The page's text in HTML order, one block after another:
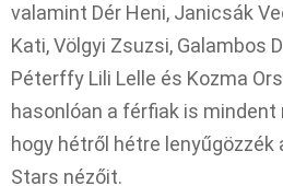
valamint Dér Heni, Janicsák
Kati, Völgyi Zsuzsi, Galambos
Péterffy Lili Lelle és Kozma
hasonlóan a férfiak is
hogy hétről hétre lenyűgözzék
Stars nézőit.